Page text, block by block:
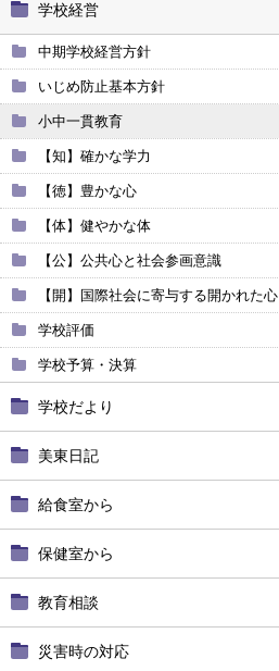
学校経営
中期学校経営方針
いじめ防止基本方針
小中一貫教育
【知】確かな学力
【徳】豊かな心
【体】健やかな体
【公】公共心と社会参画意識
【開】国際社会に寄与する開かれた心
学校評価
学校予算・決算
学校だより
美東日記
給食室から
保健室から
教育相談
災害時の対応